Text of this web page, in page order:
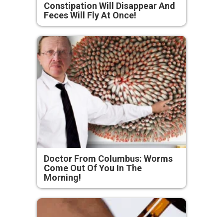
Constipation Will Disappear And
Feces Will Fly At Once!
Doctor From Columbus: Worms
Come Out Of You In The
Morning!